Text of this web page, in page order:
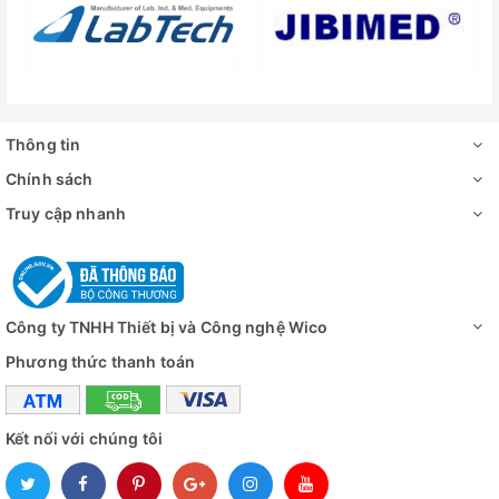
Phù hợp với đường kính của ống kính: 16mm-46mm
- 01 camera 16MP
- 01 cung cấp điện
- 01 dòng USB
- 01 Phần mềm DISC
- 01 Ống kính C-mount
- 01 LED Ring Light với bộ đổi nguồn
Thông số kỹ thuật
Định dạng hình ảnh
Thông tin
Chính sách
Truy cập nhanh
Công ty TNHH Thiết bị và Công nghệ Wico
Phương thức thanh toán
Kết nối với chúng tôi